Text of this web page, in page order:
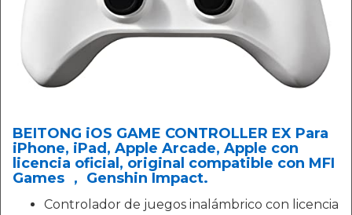
BEITONG iOS GAME CONTROLLER EX Para
iPhone, iPad, Apple Arcade, Apple con
licencia oficial, original compatible con MFI
Games ， Genshin Impact.
Controlador de juegos inalámbrico con licencia